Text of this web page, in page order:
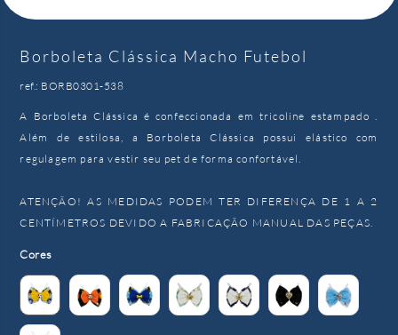
Borboleta Clássica Macho Futebol
ref.: BORB0301-538
A Borboleta Clássica é confeccionada em tricoline estampado .
Além de estilosa, a Borboleta Clássica possui elástico com
regulagem para vestir seu pet de forma confortável.
ATENÇÃO! AS MEDIDAS PODEM TER DIFERENÇA DE 1 A 2
CENTÍMETROS DEVIDO A FABRICAÇÃO MANUAL DAS PEÇAS.
Cores